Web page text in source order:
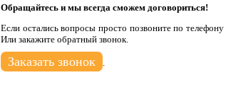
Обращайтесь и мы всегда сможем договориться!
Если остались вопросы просто позвоните по телефону
Или закажите обратный звонок.
Заказать звонок .